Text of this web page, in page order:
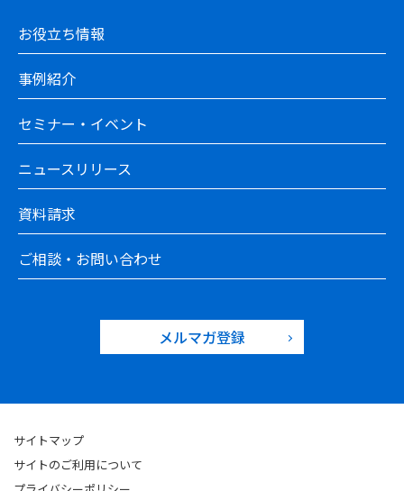
お役立ち情報
事例紹介
セミナー・イベント
ニュースリリース
資料請求
ご相談・お問い合わせ
メルマガ登録
サイトマップ
サイトのご利用について